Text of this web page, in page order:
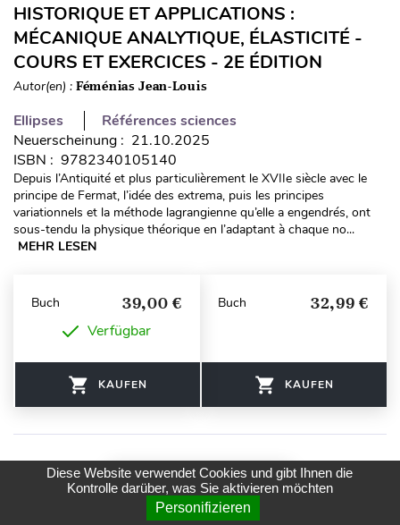
HISTORIQUE ET APPLICATIONS :
MÉCANIQUE ANALYTIQUE, ÉLASTICITÉ -
COURS ET EXERCICES - 2E ÉDITION
Autor(en) : Féménias Jean-Louis
Ellipses
Références sciences
Neuerscheinung : 21.10.2025
ISBN : 9782340105140
Depuis l’Antiquité et plus particulièrement le XVIIe siècle avec le
principe de Fermat, l’idée des extrema, puis les principes
variationnels et la méthode lagrangienne qu’elle a engendrés, ont
sous-tendu la physique théorique en l’adaptant à chaque no...
MEHR LESEN
Buch 39,00 €
Verfügbar
KAUFEN
Buch 32,99 €
KAUFEN
Diese Website verwendet Cookies und gibt Ihnen die
Kontrolle darüber, was Sie aktivieren möchten
Personifizieren